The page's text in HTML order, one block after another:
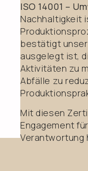
ISO 14001 –
Nachhaltigkeit
bestätigt
ausgelegt ist,
Aktivitäten zu
Abfälle zu
Mit diesen
Engagement
Verantwortung